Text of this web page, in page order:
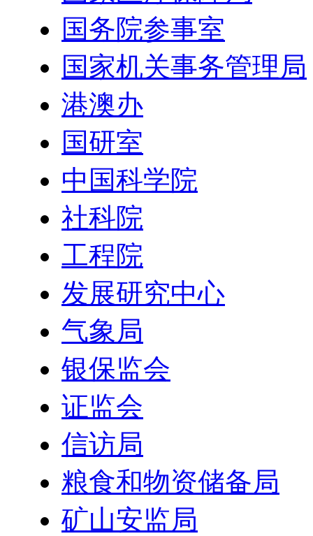
国务院参事室
国家机关事务管理局
港澳办
国研室
中国科学院
社科院
工程院
发展研究中心
气象局
银保监会
证监会
信访局
粮食和物资储备局
矿山安监局